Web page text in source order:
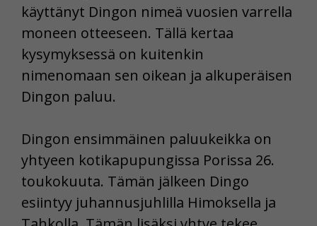
käyttänyt Dingon nimeä vuosien varrella
moneen otteeseen. Tällä kertaa
kysymyksessä on kuitenkin
nimenomaan sen oikean ja alkuperäisen
Dingon paluu.
Dingon ensimmäinen paluukeikka on
yhtyeen kotikapupungissa Porissa 26.
toukokuuta. Tämän jälkeen Dingo
esiintyy juhannusjuhlilla Himoksella ja